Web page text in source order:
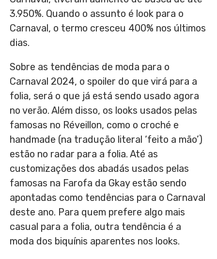
3.950%. Quando o assunto é look para o
Carnaval, o termo cresceu 400% nos últimos
dias.
Sobre as tendências de moda para o
Carnaval 2024, o spoiler do que virá para a
folia, será o que já está sendo usado agora
no verão. Além disso, os looks usados pelas
famosas no Réveillon, como o croché e
handmade (na tradução literal ‘feito a mão’)
estão no radar para a folia. Até as
customizações dos abadás usados pelas
famosas na Farofa da Gkay estão sendo
apontadas como tendências para o Carnaval
deste ano. Para quem prefere algo mais
casual para a folia, outra tendência é a
moda dos biquínis aparentes nos looks.